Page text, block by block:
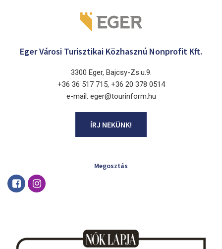
Eger Városi Turisztikai Közhasznú Nonprofit Kft.
3300 Eger, Bajcsy-Zs.u.9.
+36 36 517 715, +36 20 378 0514
e-mail: eger@tourinform.hu
ÍRJ NEKÜNK!
Megosztás